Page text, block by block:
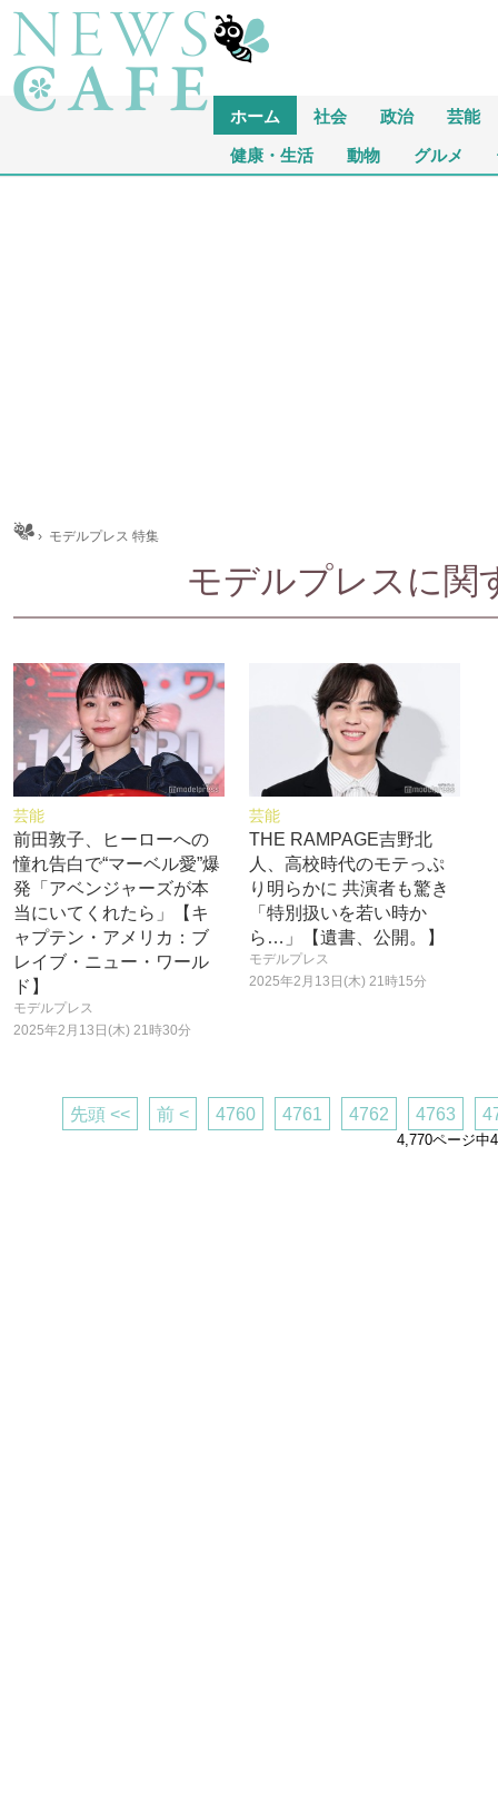
ホーム 社会 政治 芸能
健康・生活 動物 グルメ
› モデルプレス 特集
モデルプレスに関
芸能
前田敦子、ヒーローへの
憧れ告白で“マーベル愛”爆
発「アベンジャーズが本
当にいてくれたら」【キ
ャプテン・アメリカ：ブ
レイブ・ニュー・ワール
ド】
モデルプレス
2025年2月13日(木) 21時30分
芸能
THE RAMPAGE吉野北
人、高校時代のモテっぷ
り明らかに 共演者も驚き
「特別扱いを若い時か
ら…」【遺書、公開。】
モデルプレス
2025年2月13日(木) 21時15分
先頭 << 前 < 4760 4761 4762 4763
4,770ページ中